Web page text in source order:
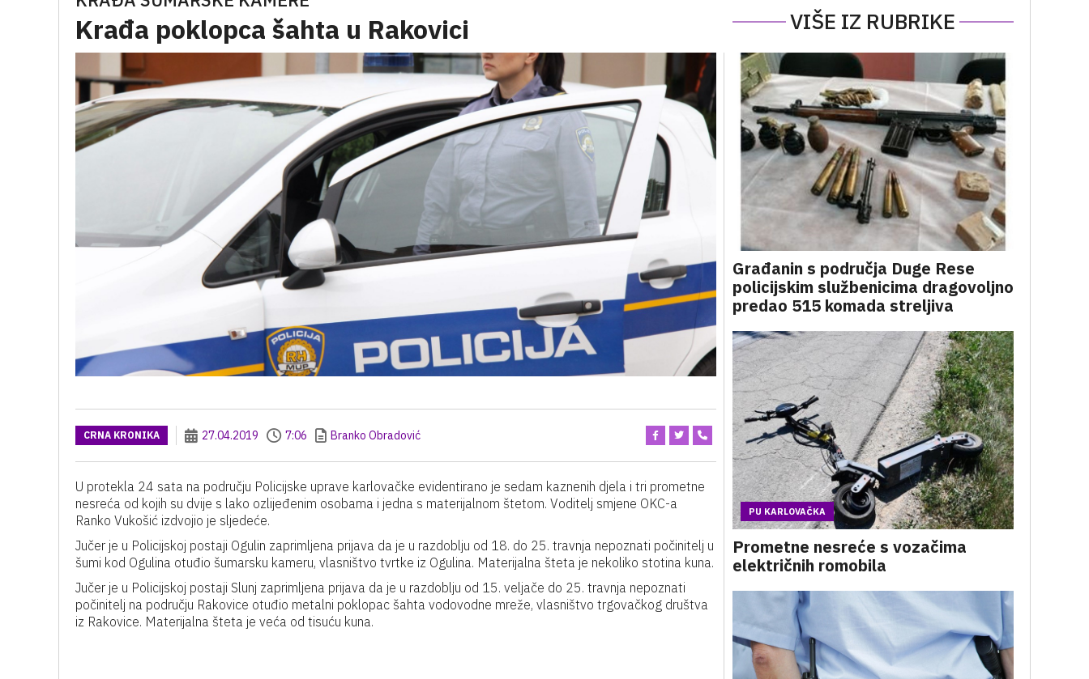
Krađa poklopca šahta u Rakovici VIŠE IZ RUBRIKE
CRNA KRONIKA 27.04.2019 7:06 Branko Obradović
U protekla 24 sata na području Policijske uprave karlovačke evidentirano je sedam kaznenih djela i tri prometne
nesreća od kojih su dvije s lako ozlijeđenim osobama i jedna s materijalnom štetom. Voditelj smjene OKC-a
Ranko Vukošić izdvojio je sljedeće.
Jučer je u Policijskoj postaji Ogulin zaprimljena prijava da je u razdoblju od 18. do 25. travnja nepoznati počinitelj u
šumi kod Ogulina otuđio šumarsku kameru, vlasništvo tvrtke iz Ogulina. Materijalna šteta je nekoliko stotina kuna.
Jučer je u Policijskoj postaji Slunj zaprimljena prijava da je u razdoblju od 15. veljače do 25. travnja nepoznati
počinitelj na području Rakovice otuđio metalni poklopac šahta vodovodne mreže, vlasništvo trgovačkog društva
iz Rakovice. Materijalna šteta je veća od tisuću kuna.
Građanin s područja Duge Rese
policijskim službenicima dragovoljno
predao 515 komada streljiva
PU KARLOVAČKA
Prometne nesreće s vozačima
električnih romobila